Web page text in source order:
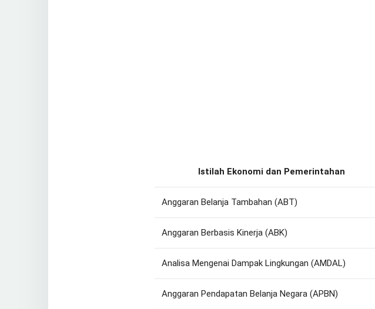
Istilah Ekonomi dan Pemerintahan
Anggaran Belanja Tambahan (ABT)
Anggaran Berbasis Kinerja (ABK)
Analisa Mengenai Dampak Lingkungan (AMDAL)
Anggaran Pendapatan Belanja Negara (APBN)